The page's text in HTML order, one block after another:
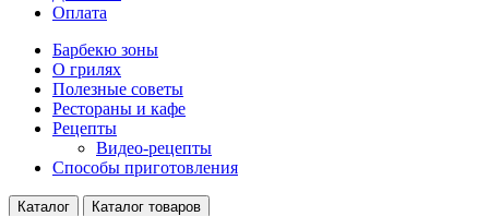
Оплата
Барбекю зоны
О грилях
Полезные советы
Рестораны и кафе
Рецепты
Видео-рецепты
Способы приготовления
Каталог Каталог товаров